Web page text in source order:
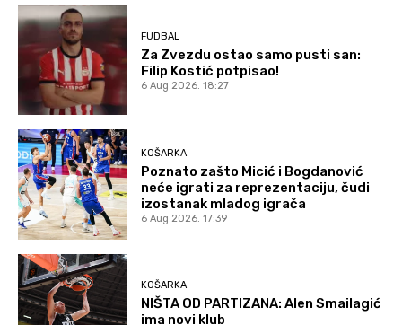
FUDBAL
Za Zvezdu ostao samo pusti san:
Filip Kostić potpisao!
6 Aug 2026. 18:27
KOŠARKA
Poznato zašto Micić i Bogdanović
neće igrati za reprezentaciju, čudi
izostanak mladog igrača
6 Aug 2026. 17:39
KOŠARKA
NIŠTA OD PARTIZANA: Alen Smailagić
ima novi klub